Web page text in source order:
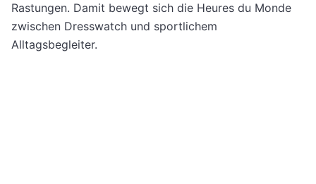
Rastungen. Damit bewegt sich die Heures du Monde
zwischen Dresswatch und sportlichem
Alltagsbegleiter.